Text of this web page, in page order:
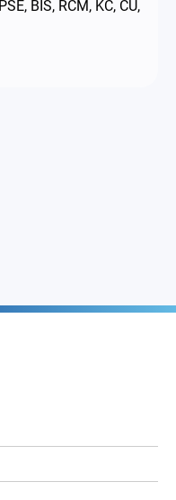
BIS, RCM, KC, CU,